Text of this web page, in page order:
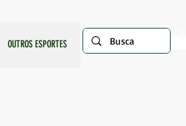
OUTROS ESPORTES